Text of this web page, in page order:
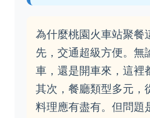
為什麼桃園火車站聚餐
先，交通超級方便。無
車，還是開車來，這裡
其次，餐廳類型多元，
料理應有盡有。但問題